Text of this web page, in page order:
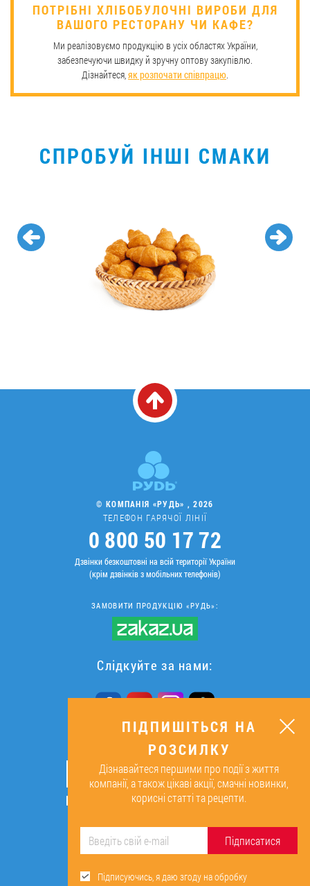
​ПОТРІБНІ ХЛІБОБУЛОЧНІ ВИРОБИ ДЛЯ
ВАШОГО РЕСТОРАНУ ЧИ КАФЕ?
Ми реалізовуємо продукцію в усіх областях України,
забезпечуючи швидку й зручну оптову закупівлю.
Дізнайтеся, як розпочати співпрацю.
СПРОБУЙ ІНШІ СМАКИ
© КОМПАНІЯ «РУДЬ» , 2026
ТЕЛЕФОН ГАРЯЧОЇ ЛІНІЇ
0 800 50 17 72
Дзвінки безкоштовні на всій території України
(крім дзвінків з мобільних телефонів)
ЗАМОВИТИ ПРОДУКЦІЮ «РУДЬ»:
Слідкуйте за нами:
ПІДПИШІТЬСЯ НА РОЗСИЛКУ
ОК
Підписуючись, я даю згоду на
ПІДПИШІТЬСЯ НА
РОЗСИЛКУ
Дізнавайтеся першими про події з життя
компанії, а також цікаві акції, смачні новинки,
корисні статті та рецепти.
Підписатися
Підписуючись, я даю згоду на обробку